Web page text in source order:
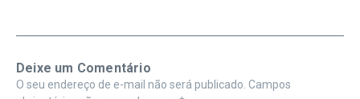
Deixe um Comentário
O seu endereço de e-mail não será publicado. Campos